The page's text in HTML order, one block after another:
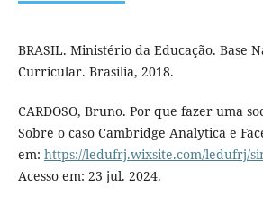
BRASIL. Ministério da Educação. Base
Curricular. Brasília, 2018.
CARDOSO, Bruno. Por que fazer uma
Sobre o caso Cambridge Analytica e
em: https://ledufrj.wixsite.com/ledufrj/
Acesso em: 23 jul. 2024.